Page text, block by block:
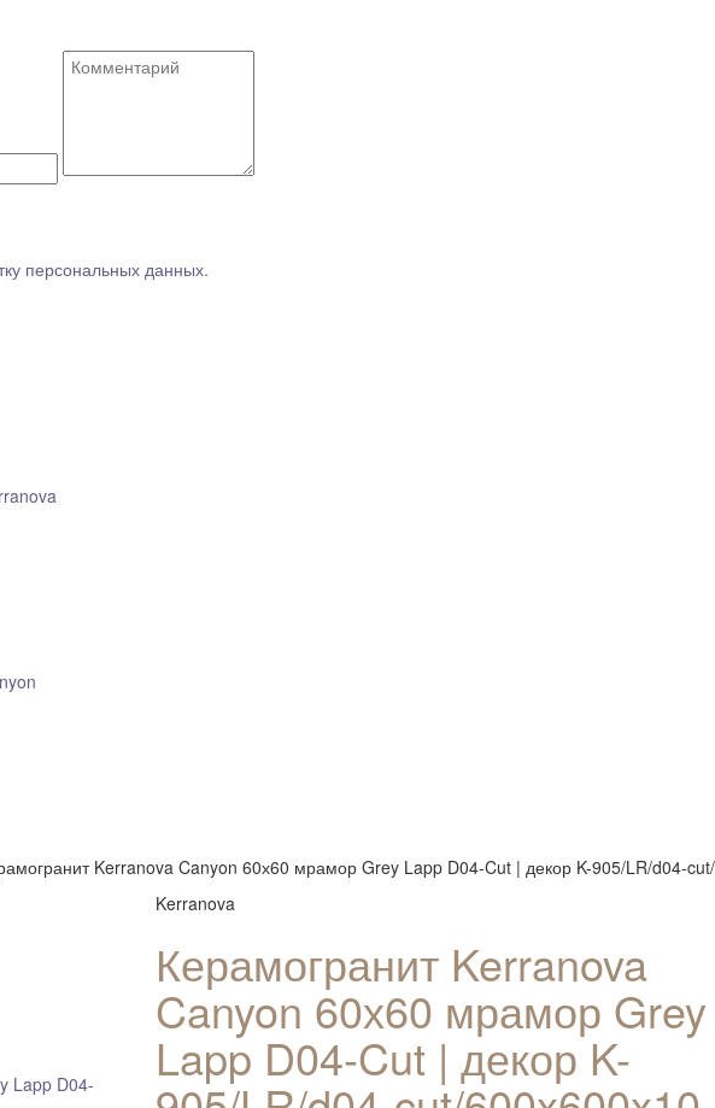
персональных данных.
Kerranova Canyon 60х60 мрамор Grey Lapp D04-Cut | декор K-905/LR/d04-
Kerranova
Керамогранит Kerranova
Canyon 60х60 мрамор Grey
Lapp D04-Cut | декор K-